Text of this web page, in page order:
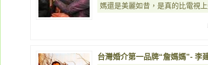
媽還是美麗如昔，是真的比電視上
台灣婚介第一品牌“詹媽媽”- 李